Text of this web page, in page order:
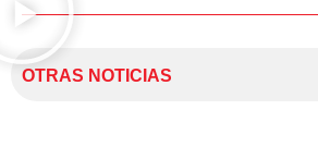
OTRAS NOTICIAS